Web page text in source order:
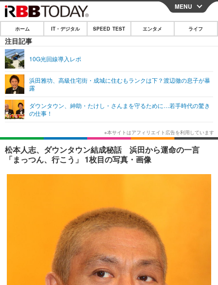
CLOSE
ホーム
IT・デジタル
ショッピング その他
SPEED TEST
エンタメ
エンタメTOP
韓国・芸能
音楽 スポーツ
ライフ
ライフTOP グルメ
ペット ショッピング
その他
リリース一覧
プッシュ通知の停止方法
MENU
ホーム IT・デジタル SPEED TEST エンタメ ライフ
注目記事
10G光回線導入レポ
浜田雅功、高級住宅街・成城に住むもランクは下？渡辺徹の息子が暴
露
ダウンタウン、紳助・たけし・さんまを守るために…若手時代の驚き
の仕事！
松本人志、ダウンタウン結成秘話 浜田から運命の一言
「まっつん、行こう」 1枚目の写真・画像